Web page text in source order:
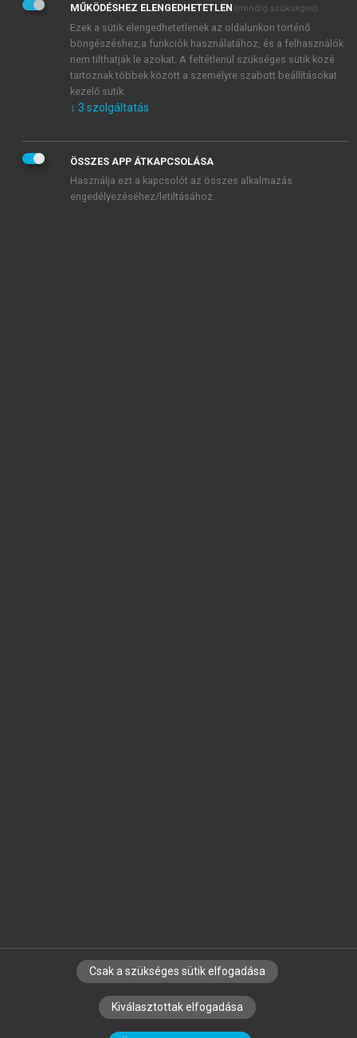
Adatkezelési tájékoztatóbanfoglaltakat tudomásul
veszem és elfogadom.
Általános vásárlási feltételeket, valamint a szotar.netés a
mersz.huoldalak licencszerződéseiben foglaltakat
tudomásul veszem és elfogadom.
KIPRÓBÁLOM
SZERZŐKNEK CÉGEKNEK KÖNYVTÁROSOKNAK
SZERKESZTÉSI ÉS LEKTORÁLÁSI ALAPELVEK
MŰKÖDÉSHEZ ELENGEDHETETLEN (mindig szükséges)
Ezek a sütik elengedhetetlenek az oldalunkon történő
böngészéshez,a funkciók használatához, és a felhasználók
nem tilthatják le azokat. A feltétlenül szükséges sütik közé
tartoznak többek között a személyre szabott beállításokat
kezelő sütik.
↓ 3 szolgáltatás
ÖSSZES APP ÁTKAPCSOLÁSA
Használja ezt a kapcsolót az összes alkalmazás
engedélyezéséhez/letiltásához.
Csak a szükséges sütik elfogadása
Kiválasztottak elfogadása